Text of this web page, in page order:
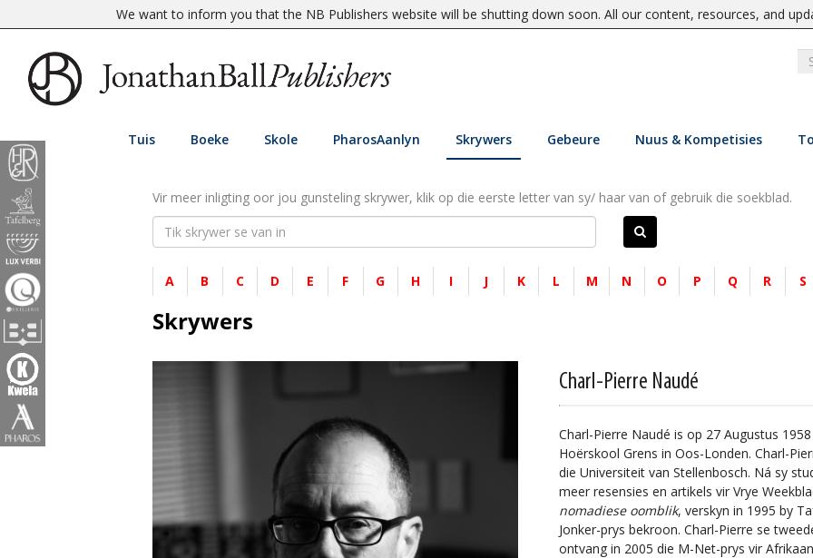
We want to inform you that the NB Publishers website will be shutting down soon. All our content, resources, and
Tuis Boeke Skole PharosAanlyn Skrywers Gebeure Nuus & Kompetisies
Vir meer inligting oor jou gunsteling skrywer, klik op die eerste letter van sy/ haar van of gebruik die soekblad.
A B C D E F G H I J K L M N O P Q R S
Skrywers
Charl-Pierre Naudé
Charl-Pierre Naudé is op 27 Augustus
Hoërskool Grens in Oos-Londen. Charl-
die Universiteit van Stellenbosch. Ná sy
meer resensies en artikels vir Vrye
nomadiese oomblik, verskyn in 1995 by
Jonker-prys bekroon. Charl-Pierre se
ontvang in 2005 die M-Net-prys vir